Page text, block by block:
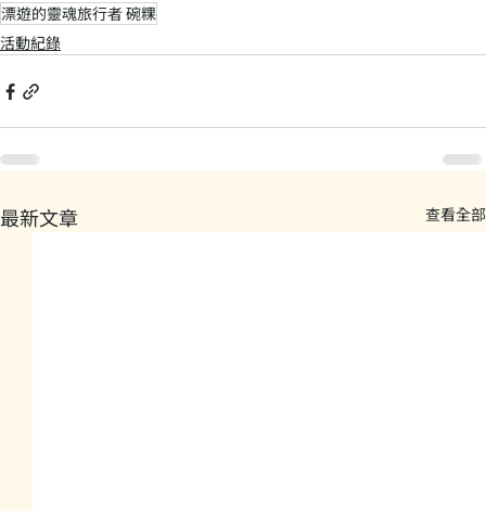
漂遊的靈魂旅行者 碗粿
活動紀錄
最新文章 查看全部